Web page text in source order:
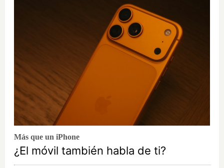
Más que un iPhone
¿El móvil también habla de ti?